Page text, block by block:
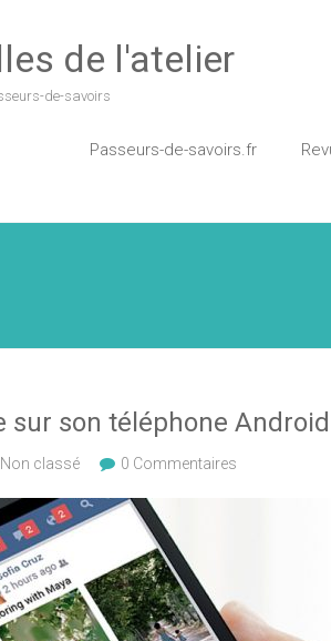
de l'atelier
de-savoirs
Passeurs-de-savoirs.fr
sur son téléphone Android
Non classé 0 Commentaires